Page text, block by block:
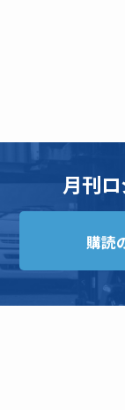
月刊
購読